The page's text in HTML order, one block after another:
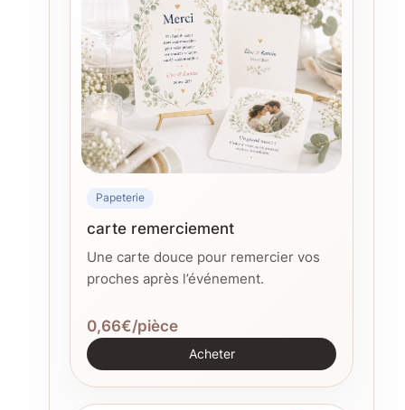
Papeterie
carte remerciement
Une carte douce pour remercier vos
proches après l’événement.
0,66€/pièce
Acheter